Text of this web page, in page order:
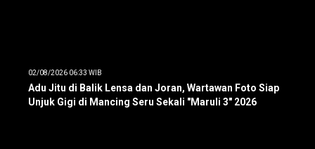
02/08/2026 06:33 WIB
Adu Jitu di Balik Lensa dan Joran, Wartawan Foto Siap
Unjuk Gigi di Mancing Seru Sekali "Maruli 3" 2026